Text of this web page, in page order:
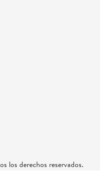
los derechos reservados.